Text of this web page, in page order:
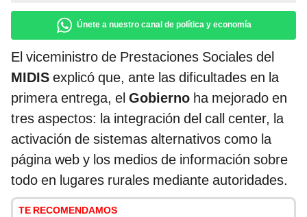
Únete a nuestro canal de política y economía
El viceministro de Prestaciones Sociales del
MIDIS explicó que, ante las dificultades en la
primera entrega, el Gobierno ha mejorado en
tres aspectos: la integración del call center, la
activación de sistemas alternativos como la
página web y los medios de información sobre
todo en lugares rurales mediante autoridades.
TE RECOMENDAMOS